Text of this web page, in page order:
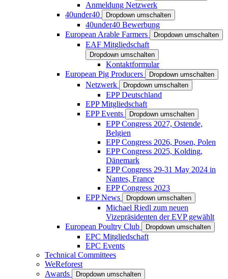
Anmeldung Netzwerk
40under40
Dropdown umschalten
40under40 Bewerbung
European Arable Farmers
Dropdown umschalten
EAF Mitgliedschaft
Dropdown umschalten
Kontaktformular
European Pig Producers
Dropdown umschalten
Netzwerk Dropdown umschalten
EPP Deutschland
EPP Mitgliedschaft
EPP Events
Dropdown umschalten
EPP Congress 2027, Ostende,
Belgien
EPP Congress 2026, Posen, Polen
EPP Congress 2025, Kolding,
Dänemark
EPP Congress 29-31 May 2024 in
Nantes, France
EPP Congress 2023
EPP News
Dropdown umschalten
Michael Riedl zum neuen
Vizepräsidenten der EVP gewählt
European Poultry Club
Dropdown umschalten
EPC Mitgliedschaft
EPC Events
Technical Committees
WeReforest
Awards
Dropdown umschalten